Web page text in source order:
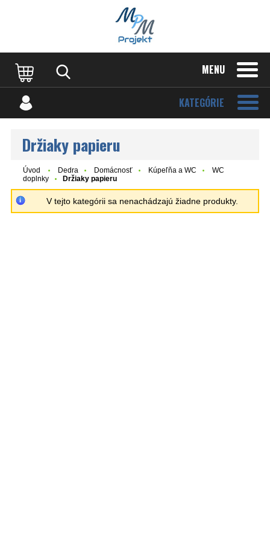
MENU
KATEGÓRIE
Držiaky papieru
Úvod Dedra Domácnosť Kúpeľňa a WC
WC
doplnky
Držiaky papieru
V tejto kategórii sa nenachádzajú žiadne produkty.